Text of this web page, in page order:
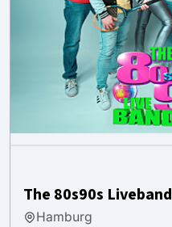
The 80s90s Liveband
Hamburg